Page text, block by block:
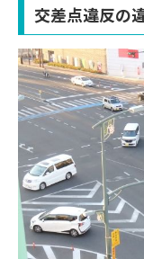
交差点違反の